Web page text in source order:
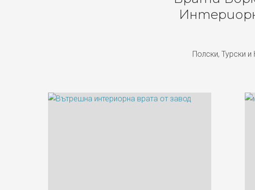
Полски, Турски